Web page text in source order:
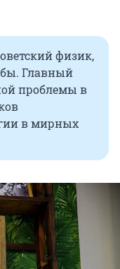
физик,
Главный
проблемы в
в мирных